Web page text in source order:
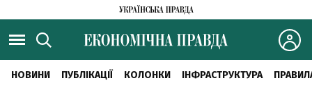
НОВИНИ ПУБЛІКАЦІЇ КОЛОНКИ ІНФРАСТРУКТУРА